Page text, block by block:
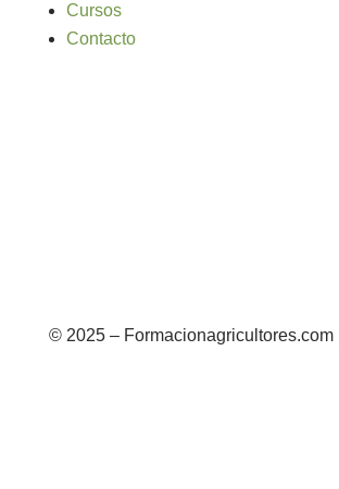
Cursos
Contacto
© 2025 – Formacionagricultores.com |